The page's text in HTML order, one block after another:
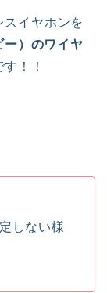
イヤホンを
）のワイヤ
！！
しない様